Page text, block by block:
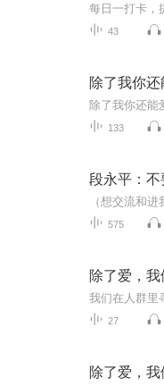
每日一打卡，
43
除了我你
133
段永平：不
575
除了爱，
27
除了爱，